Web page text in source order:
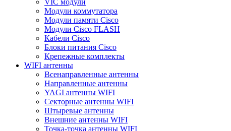
VIC модули
Модули коммутатора
Модули памяти Cisco
Модули Cisco FLASH
Кабели Cisco
Блоки питания Cisco
Крепежные комплекты
WIFI антенны
Всенаправленные антенны
Направленные антенны
YAGI антенны WIFI
Секторные антенны WIFI
Штыревые антенны
Внешние антенны WIFI
Точка-точка антенны WIFI